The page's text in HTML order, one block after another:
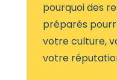
pourquoi des
préparés
votre culture,
votre